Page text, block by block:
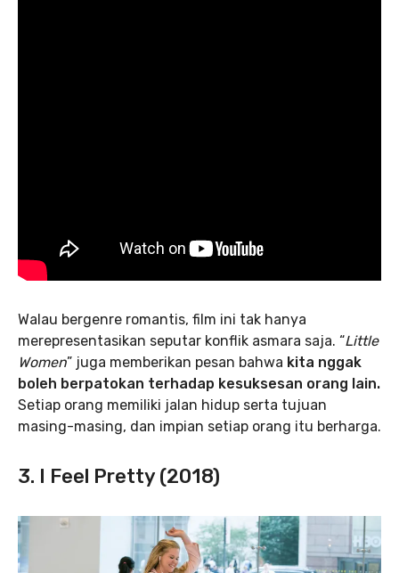
Walau bergenre romantis, film ini tak hanya
merepresentasikan seputar konflik asmara saja. “Little
Women” juga memberikan pesan bahwa kita nggak
boleh berpatokan terhadap kesuksesan orang lain.
Setiap orang memiliki jalan hidup serta tujuan
masing-masing, dan impian setiap orang itu berharga.
3. I Feel Pretty (2018)